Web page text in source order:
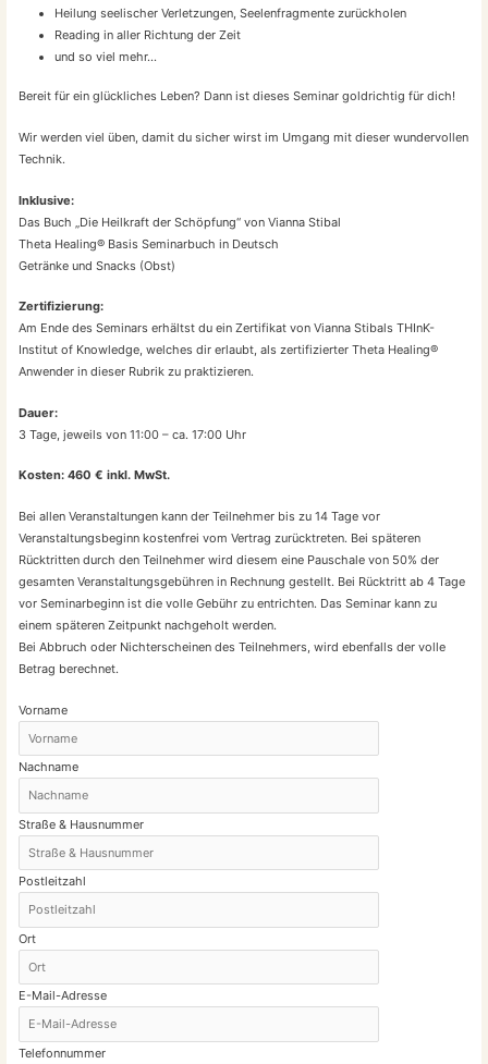
Heilung seelischer Verletzungen, Seelenfragmente zurückholen
Reading in aller Richtung der Zeit
und so viel mehr…
Bereit für ein glückliches Leben? Dann ist dieses Seminar goldrichtig für dich!
Wir werden viel üben, damit du sicher wirst im Umgang mit dieser wundervollen
Technik.
Inklusive:
Das Buch „Die Heilkraft der Schöpfung“ von Vianna Stibal
Theta Healing® Basis Seminarbuch in Deutsch
Getränke und Snacks (Obst)
Zertifizierung:
Am Ende des Seminars erhältst du ein Zertifikat von Vianna Stibals THInK-
Institut of Knowledge, welches dir erlaubt, als zertifizierter Theta Healing®
Anwender in dieser Rubrik zu praktizieren.
Dauer:
3 Tage, jeweils von 11:00 – ca. 17:00 Uhr
Kosten: 460 € inkl. MwSt.
Bei allen Veranstaltungen kann der Teilnehmer bis zu 14 Tage vor
Veranstaltungsbeginn kostenfrei vom Vertrag zurücktreten. Bei späteren
Rücktritten durch den Teilnehmer wird diesem eine Pauschale von 50% der
gesamten Veranstaltungsgebühren in Rechnung gestellt. Bei Rücktritt ab 4 Tage
vor Seminarbeginn ist die volle Gebühr zu entrichten. Das Seminar kann zu
einem späteren Zeitpunkt nachgeholt werden.
Bei Abbruch oder Nichterscheinen des Teilnehmers, wird ebenfalls der volle
Betrag berechnet.
Vorname
Nachname
Straße & Hausnummer
Postleitzahl
Ort
E-Mail-Adresse
Telefonnummer